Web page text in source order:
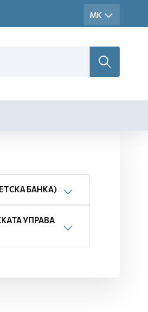
БАНКА)
УПРАВА